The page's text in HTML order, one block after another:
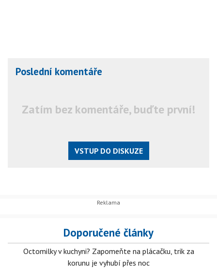
Poslední komentáře
Zatím bez komentáře, buďte první!
VSTUP DO DISKUZE
Doporučené články
Octomilky v kuchyni? Zapomeňte na plácačku, trik za
korunu je vyhubí přes noc